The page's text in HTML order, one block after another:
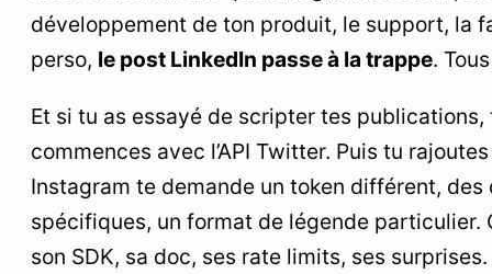
développement de ton produit, le support, la
perso, le post LinkedIn passe à la trappe.
Et si tu as essayé de scripter tes publications,
commences avec l’API Twitter. Puis tu
Instagram te demande un token différent, des
spécifiques, un format de légende particulier.
son SDK, sa doc, ses rate limits, ses